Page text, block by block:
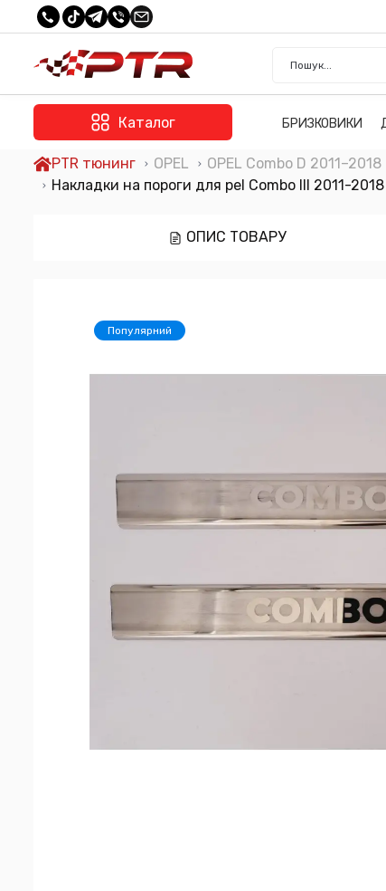
Каталог БРИЗКОВИКИ
PTR тюнинг OPEL OPEL Combo D 2011–2018
Накладки на пороги для pel Combo III 2011-
ОПИС ТОВАРУ
Популярний